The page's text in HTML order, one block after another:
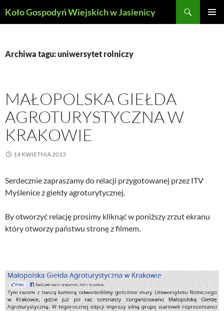
Koło Gospodyń Wiejskich w Jasienicy
Archiwa tagu: uniwersytet rolniczy
MAŁOPOLSKA GIEŁDA
AGROTURYSTYCZNA W
KRAKOWIE
14 KWIETNIA 2013
Serdecznie zapraszamy do relacji przygotowanej przez ITV
Myślenice z giełdy agroturytycznej.
By otworzyć relację prosimy kliknąć w poniższy zrzut ekranu
który otworzy państwu stronę z filmem.